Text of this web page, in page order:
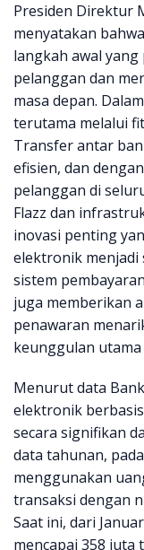
Presiden Direktur
menyatakan
langkah awal
pelanggan dan
masa depan.
terutama melalui
Transfer antar
efisien, dan
pelanggan di
Flazz dan
inovasi penting
elektronik menjadi
sistem
juga memberikan
penawaran
keunggulan
Menurut data
elektronik
secara signifikan
data tahunan,
menggunakan
transaksi dengan
Saat ini, dari
mencapai 358 juta